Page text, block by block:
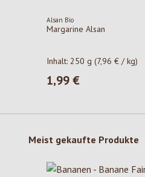
Alsan Bio
Margarine Alsan
Inhalt:250 g(7,96 € / kg)
Regulärer Preis:
1,99 €
Produktgalerie überspringen
Meist gekaufte Produkte